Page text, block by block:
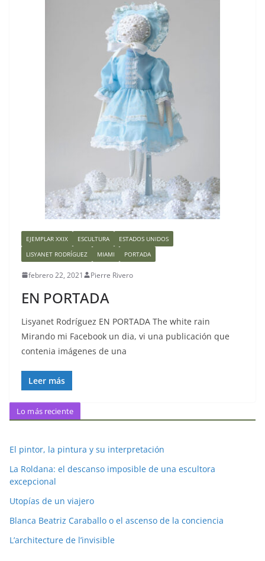
EJEMPLAR XXIX ESCULTURA
ESTADOS UNIDOS
LISYANET RODRÍGUEZ
MIAMI PORTADA
febrero 22, 2021 Pierre Rivero
EN PORTADA
Lisyanet Rodríguez EN PORTADA The white rain
Mirando mi Facebook un dia, vi una publicación que
contenia imágenes de una
Leer más
Lo más reciente
El pintor, la pintura y su interpretación
La Roldana: el descanso imposible de una escultora
excepcional
Utopías de un viajero
Blanca Beatriz Caraballo o el ascenso de la conciencia
L’architecture de l’invisible